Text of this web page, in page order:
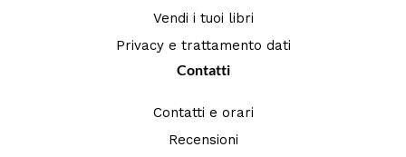
Vendi i tuoi libri
Privacy e trattamento dati
Contatti
Contatti e orari
Recensioni